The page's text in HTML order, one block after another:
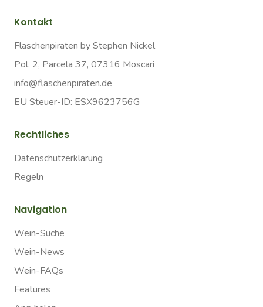
Kontakt
Flaschenpiraten by Stephen Nickel
Pol. 2, Parcela 37, 07316 Moscari
info@flaschenpiraten.de
EU Steuer-ID: ESX9623756G
Rechtliches
Datenschutzerklärung
Regeln
Navigation
Wein-Suche
Wein-News
Wein-FAQs
Features